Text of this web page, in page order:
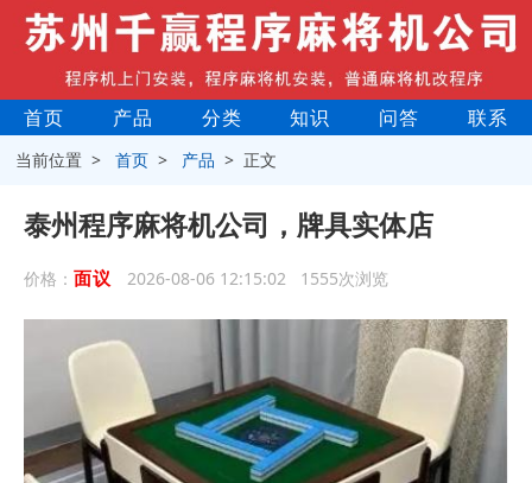
首页 产品 分类 知识 问答 联系
当前位置 >首页 > 产品 > 正文
泰州程序麻将机公司，牌具实体店
价格： 面议 2026-08-06 12:15:02 1555次浏览